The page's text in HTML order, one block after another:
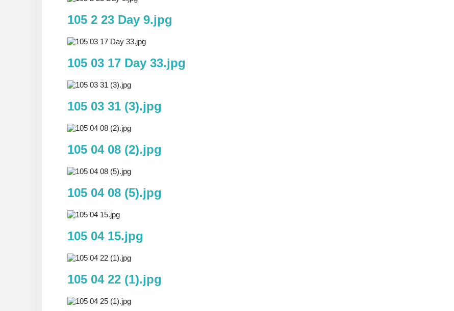
105 2 23 Day 9.jpg
105 03 17 Day 33.jpg
105 03 31 (3).jpg
105 04 08 (2).jpg
105 04 08 (5).jpg
105 04 15.jpg
105 04 22 (1).jpg